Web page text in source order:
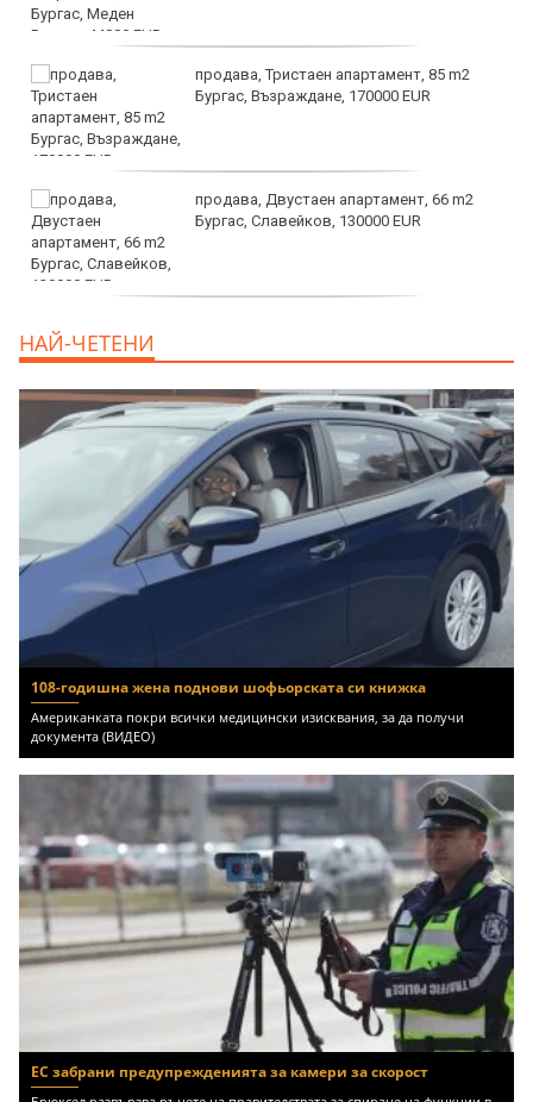
продава, Тристаен апартамент, 85 m2
Бургас, Възраждане, 170000 EUR
продава, Двустаен апартамент, 66 m2
Бургас, Славейков, 130000 EUR
НАЙ-ЧЕТЕНИ
108-годишна жена поднови шофьорската си книжка
Американката покри всички медицински изисквания, за да получи
документа (ВИДЕО)
ЕС забрани предупрежденията за камери за скорост